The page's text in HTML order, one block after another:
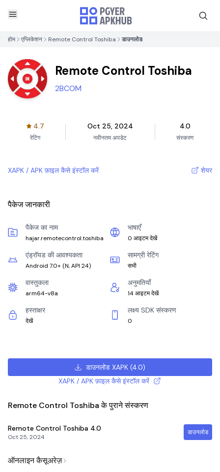
होम एप्लिकेशन Remote Control Toshiba डाउनलोड
Remote Control Toshiba
2BCOM
4.7
रेटिंग
Oct 25, 2024
नवीनतम अपडेट
4.0
संस्करण
XAPK / APK फ़ाइल कैसे इंस्टॉल करें शेयर
पैकेज जानकारी
पैकेज का नाम
hajar.remotecontrol.toshiba
भाषाएँ
0 आइटम देखें
एंड्रॉयड की आवश्यकता
Android 7.0+ (N, API 24)
सामग्री रेटिंग
सभी
वास्तुकला
arm64-v8a
अनुमतियाँ
14 आइटम देखें
हस्ताक्षर
देखें
लक्ष्य SDK संस्करण
0
डाउनलोड XAPK (4.0)
XAPK / APK फ़ाइल कैसे इंस्टॉल करें
Remote Control Toshiba के पुराने संस्करण
Remote Control Toshiba 4.0
Oct 25, 2024
डाउनलोड
ऑनलाइन कैसूअरेज़